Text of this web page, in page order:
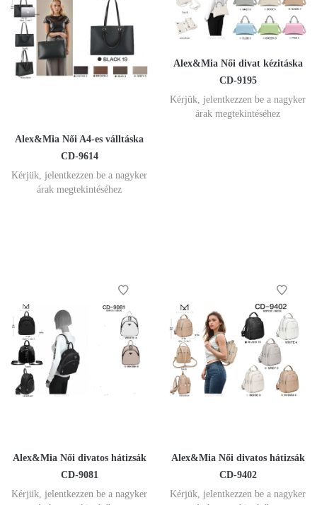
Alex&Mia Női A4-es válltáska
CD-9614
Kérjük, jelentkezzen be a nagyker
árak megtekintéséhez
Alex&Mia Női divat kézitáska
CD-9195
Kérjük, jelentkezzen be a nagyker
árak megtekintéséhez
Alex&Mia Női divatos hátizsák
CD-9081
Kérjük, jelentkezzen be a nagyker
Alex&Mia Női divatos hátizsák
CD-9402
Kérjük, jelentkezzen be a nagyker